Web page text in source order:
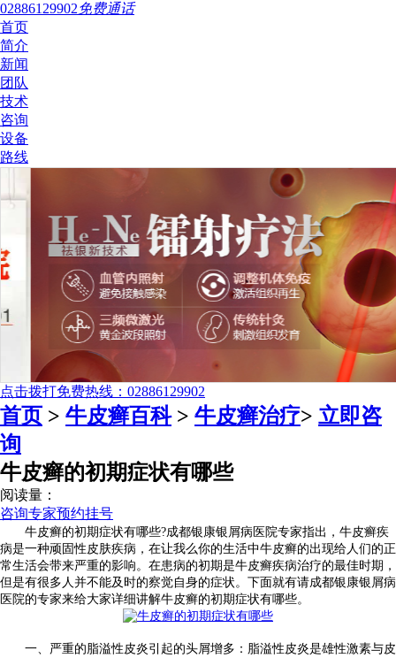
02886129902免费通话
首页
简介
新闻
团队
技术
咨询
设备
路线
点击拨打免费热线：02886129902
首页 > 牛皮癣百科> 牛皮癣治疗> 立即咨
询
牛皮癣的初期症状有哪些
阅读量：
咨询专家预约挂号
牛皮癣的初期症状有哪些?成都银康银屑病医院专家指出，牛皮癣疾
病是一种顽固性皮肤疾病，在让我么你的生活中牛皮癣的出现给人们的正
常生活会带来严重的影响。在患病的初期是牛皮癣疾病治疗的最佳时期，
但是有很多人并不能及时的察觉自身的症状。下面就有请成都银康银屑病
医院的专家来给大家详细讲解牛皮癣的初期症状有哪些。
一、严重的脂溢性皮炎引起的头屑增多：脂溢性皮炎是雄性激素与皮